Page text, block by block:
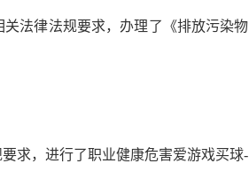
关法律法规要求，办理了《排放污染物
求，进行了职业健康危害爱游戏买球-